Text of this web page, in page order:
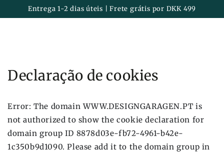
IR PARA O
CONTEÚDO
Entrega 1-2 dias úteis | Frete grátis por DKK 499
Declaração de cookies
Error: The domain WWW.DESIGNGARAGEN.PT is
not authorized to show the cookie declaration for
domain group ID 8878d03e-fb72-4961-b42e-
1c350b9d1090. Please add it to the domain group in